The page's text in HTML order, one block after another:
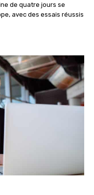
de quatre jours se
avec des essais réussis